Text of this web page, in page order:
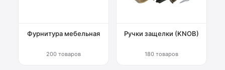
Фурнитура мебельная
200 товаров
Ручки защелки (KNOB)
180 товаров